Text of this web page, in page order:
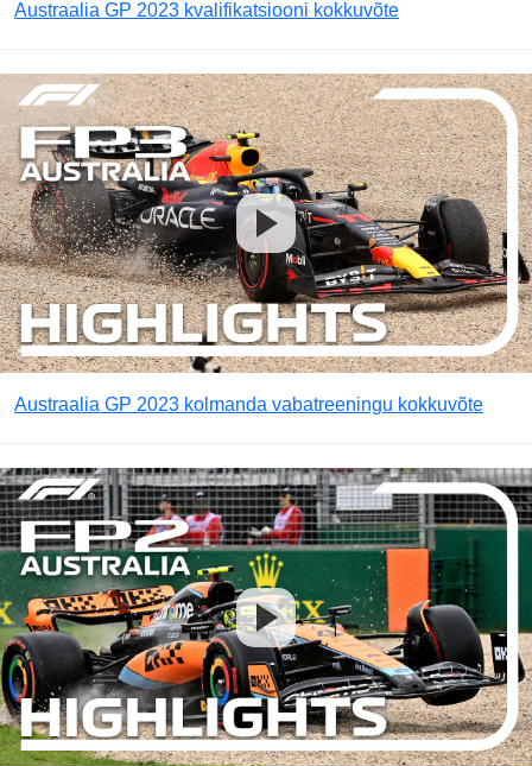
Austraalia GP 2023 kvalifikatsiooni kokkuvõte
Austraalia GP 2023 kolmanda vabatreeningu kokkuvõte